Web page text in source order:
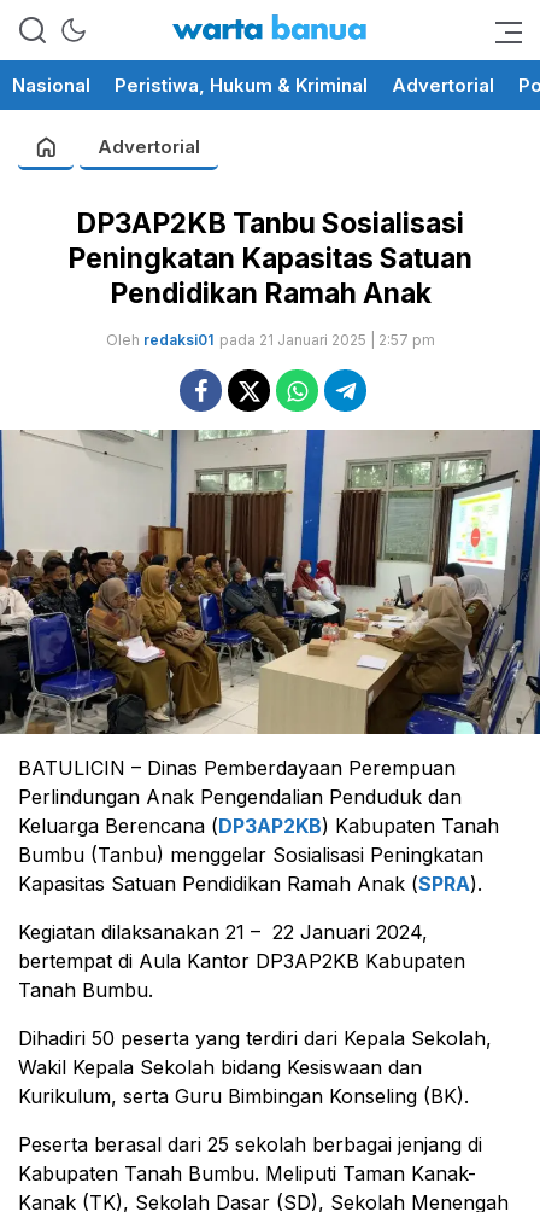
wartabanua.com
memberikan informasi yang
Nasional Peristiwa, Hukum & Kriminal Advertorial
Advertorial
DP3AP2KB Tanbu Sosialisasi
Peningkatan Kapasitas Satuan
Pendidikan Ramah Anak
Oleh redaksi01 pada 21 Januari 2025 | 2:57 pm
BATULICIN – Dinas Pemberdayaan Perempuan
Perlindungan Anak Pengendalian Penduduk dan
Keluarga Berencana (DP3AP2KB) Kabupaten Tanah
Bumbu (Tanbu) menggelar Sosialisasi Peningkatan
Kapasitas Satuan Pendidikan Ramah Anak (SPRA).
Kegiatan dilaksanakan 21 – 22 Januari 2024,
bertempat di Aula Kantor DP3AP2KB Kabupaten
Tanah Bumbu.
Dihadiri 50 peserta yang terdiri dari Kepala Sekolah,
Wakil Kepala Sekolah bidang Kesiswaan dan
Kurikulum, serta Guru Bimbingan Konseling (BK).
Peserta berasal dari 25 sekolah berbagai jenjang di
Kabupaten Tanah Bumbu. Meliputi Taman Kanak-
Kanak (TK), Sekolah Dasar (SD), Sekolah Menengah